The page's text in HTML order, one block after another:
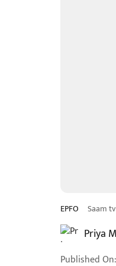
EPFO Saam tv
Priya
Published On: